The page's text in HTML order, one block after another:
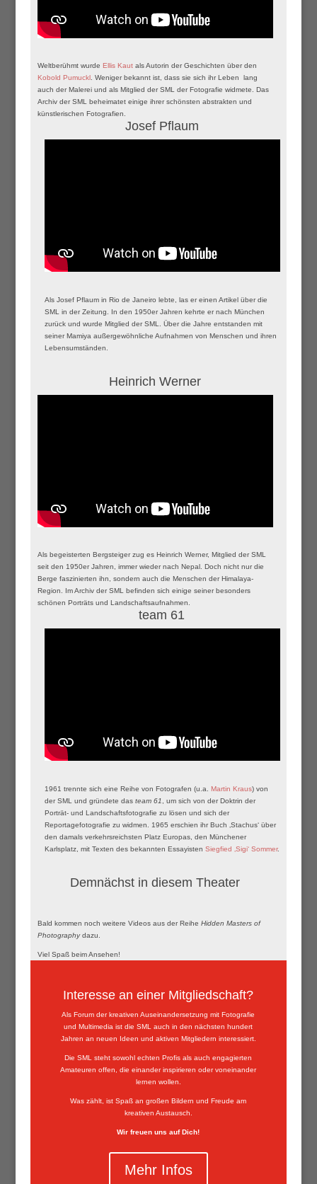
Weltberühmt wurde Ellis Kautals Autorin der Geschichten über den
Kobold Pumuckl . Weniger bekannt ist, dass sie sich ihr Leben lang
auch der Malerei und als Mitglied der SML der Fotografie widmete. Das
Archiv der SML beheimatet einige ihrer schönsten abstrakten und
künstlerischen Fotografien.
Josef Pflaum
Als Josef Pflaum in Rio de Janeiro lebte, las er einen Artikel über die
SML in der Zeitung. In den 1950er Jahren kehrte er nach München
zurück und wurde Mitglied der SML. Über die Jahre entstanden mit
seiner Mamiya außergewöhnliche Aufnahmen von Menschen und ihren
Lebensumständen.
Heinrich Werner
Als begeisterten Bergsteiger zug es Heinrich Werner, Mitglied der SML
seit den 1950er Jahren, immer wieder nach Nepal. Doch nicht nur die
Berge faszinierten ihn, sondern auch die Menschen der Himalaya-
Region. Im Archiv der SML befinden sich einige seiner besonders
schönen Porträts und Landschaftsaufnahmen.
team 61
1961 trennte sich eine Reihe von Fotografen (u.a. Martin Kraus) von
der SML und gründete das team 61 , um sich von der Doktrin der
Porträt- und Landschaftsfotografie zu lösen und sich der
Reportagefotografie zu widmen. 1965 erschien ihr Buch ‚Stachus‘ über
den damals verkehrsreichsten Platz Europas, den Münchener
Karlsplatz, mit Texten des bekannten Essayisten Siegfied ‚Sigi‘ Sommer.
Demnächst in diesem Theater
Bald kommen noch weitere Videos aus der Reihe Hidden Masters of
Photographydazu.
Viel Spaß beim Ansehen!
Interesse an einer Mitgliedschaft?
Als Forum der kreativen Auseinandersetzung mit Fotografie
und Multimedia ist die SML auch in den nächsten hundert
Jahren an neuen Ideen und aktiven Mitgliedern interessiert.
Die SML steht sowohl echten Profis als auch engagierten
Amateuren offen, die einander inspirieren oder voneinander
lernen wollen.
Was zählt, ist Spaß an großen Bildern und Freude am
kreativen Austausch.
Wir freuen uns auf Dich!
Mehr Infos